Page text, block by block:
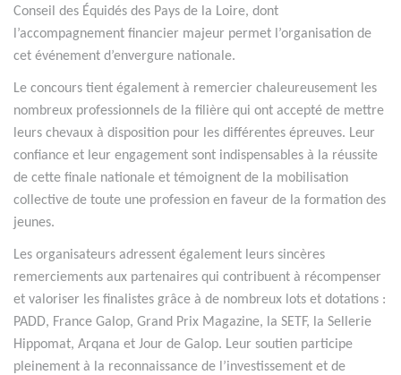
Conseil des Équidés des Pays de la Loire, dont
l’accompagnement financier majeur permet l’organisation de
cet événement d’envergure nationale.
Le concours tient également à remercier chaleureusement les
nombreux professionnels de la filière qui ont accepté de mettre
leurs chevaux à disposition pour les différentes épreuves. Leur
confiance et leur engagement sont indispensables à la réussite
de cette finale nationale et témoignent de la mobilisation
collective de toute une profession en faveur de la formation des
jeunes.
Les organisateurs adressent également leurs sincères
remerciements aux partenaires qui contribuent à récompenser
et valoriser les finalistes grâce à de nombreux lots et dotations :
PADD, France Galop, Grand Prix Magazine, la SETF, la Sellerie
Hippomat, Arqana et Jour de Galop. Leur soutien participe
pleinement à la reconnaissance de l’investissement et de